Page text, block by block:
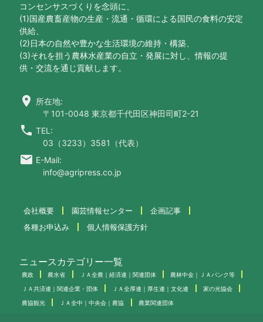
コンセンサスづくりを念頭に、
(1)国産農畜産物の生産・流通・循環による国民の食料の安定
供給、
(2)日本の自然や豊かな生活環境の維持・構築、
(3)それを担う農林水産業の自立・発展に対し、情報の提
供・交流を通じ貢献します。
location_on 所在地:
〒101-0048 東京都千代田区神田司町2-21
call TEL:
03（3233）3581（代表）
email E-Mail:
info@agripress.co.jp
会社概要 園芸情報センター
企画記事
各種お申込み
個人情報保護方針
ニュースカテゴリー一覧
農政 農水省 ＪＡ全農｜経済連｜関連団体 農林中金｜ＪＡバンク等
ＪＡ共済連｜関連企業・団体 ＪＡ全厚連｜厚生連｜文化連 家の光協会
農協観光 ＪＡ全中｜中央会｜農協 農業関連団体